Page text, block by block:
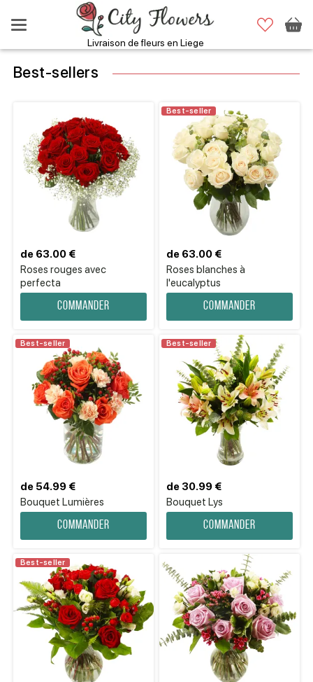
Livraison de fleurs en Liege
Best-sellers
Roses rouges avec
perfecta
de 63.00 €
Commander
Best-seller
Roses blanches à
l'eucalyptus
de 63.00 €
Commander
Best-seller
Bouquet Lumières
de 54.99 €
Commander
Best-seller
Bouquet Lys
de 30.99 €
Commander
Best-seller